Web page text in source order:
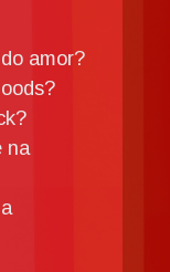
amor?
na